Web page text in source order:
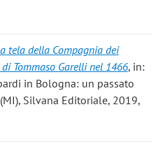
tela della Compagnia dei
Tommaso Garelli nel 1466, in:
in Bologna: un passato
Silvana Editoriale, 2019,